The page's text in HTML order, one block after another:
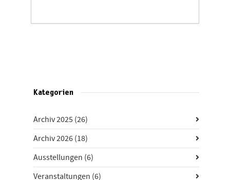
Kategorien
Archiv 2025 (26)
Archiv 2026 (18)
Ausstellungen (6)
Veranstaltungen (6)